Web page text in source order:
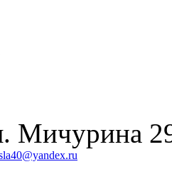
Мичурина